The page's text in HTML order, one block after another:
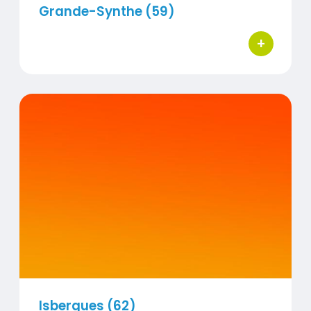
Grande-Synthe (59)
+
bouton
Contenu
Titre
Isbergues (62)
Isbergues (62)